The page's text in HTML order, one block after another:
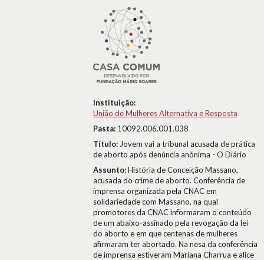
Instituição:
União de Mulheres Alternativa e Resposta
Pasta: 10092.006.001.038
Título: Jovem vai a tribunal acusada de prática
de aborto após denúncia anónima - O Diário
Assunto:História de Conceição Massano,
acusada do crime de aborto. Conferência de
imprensa organizada pela CNAC em
solidariedade com Massano, na qual
promotores da CNAC informaram o conteúdo
de um abaixo-assinado pela revogação da lei
do aborto e em que centenas de mulheres
afirmaram ter abortado. Na nesa da conferência
de imprensa estiveram Mariana Charrua e alice